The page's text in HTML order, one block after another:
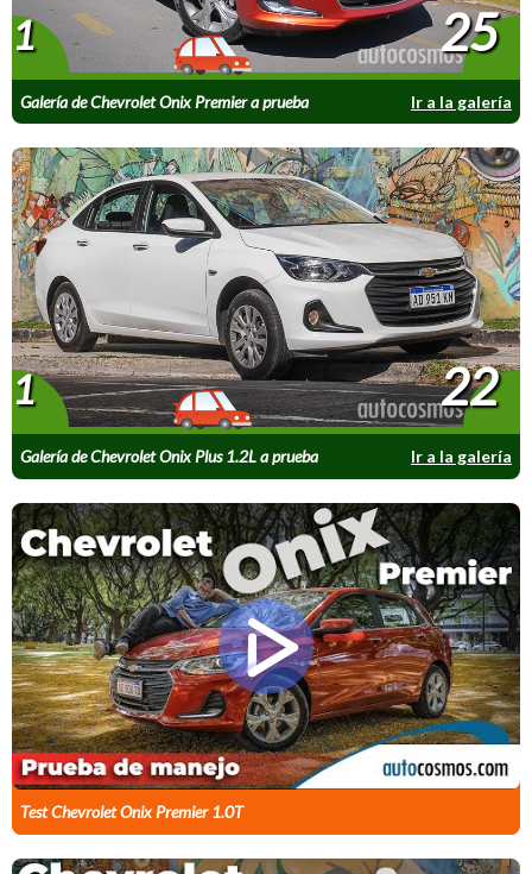
Galería de Chevrolet Onix Premier a prueba Ir a la galería
1 25
Galería de Chevrolet Onix Plus 1.2L a prueba Ir a la galería
1 22
Test Chevrolet Onix Premier 1.0T